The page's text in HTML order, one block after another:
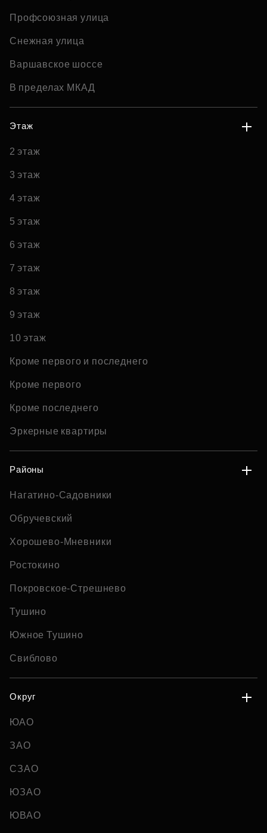
Профсоюзная улица
Снежная улица
Варшавское шоссе
В пределах МКАД
Этаж
2 этаж
3 этаж
4 этаж
5 этаж
6 этаж
7 этаж
8 этаж
9 этаж
10 этаж
Кроме первого и последнего
Кроме первого
Кроме последнего
Эркерные квартиры
Районы
Нагатино-Садовники
Обручевский
Хорошево-Мневники
Ростокино
Покровское-Стрешнево
Тушино
Южное Тушино
Свиблово
Округ
ЮАО
ЗАО
СЗАО
ЮЗАО
ЮВАО